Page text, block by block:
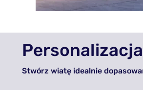
Personalizacja
Stwórz wiatę idealnie